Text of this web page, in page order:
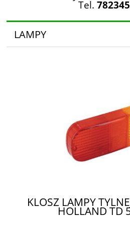
Tel.
LAMPY
KLOSZ LAMPY
HOLLAND TD